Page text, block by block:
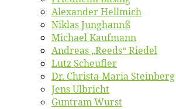
Alex­an­der Hellmich
Ni­klas Junghannß
Mi­cha­el Kaufmann
An­dre­as „Reeds“ Riedel
Lutz Scheuf­ler
Dr. Chris­­ta-Ma­ria Steinberg
Jens Ulb­richt
Gun­tram Wurst